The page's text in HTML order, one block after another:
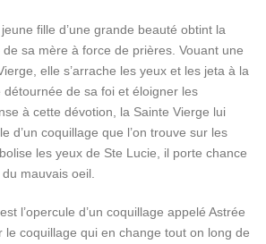
fille d’une grande beauté obtint la
sa mère à force de prières. Vouant une
elle s’arrache les yeux et les jeta à la
de sa foi et éloigner les
à cette dévotion, la Sainte Vierge lui
d’un coquillage que l’on trouve sur les
les yeux de Ste Lucie, il porte chance
mauvais oeil.
l’opercule d’un coquillage appelé Astrée
le coquillage qui en change tout on long de